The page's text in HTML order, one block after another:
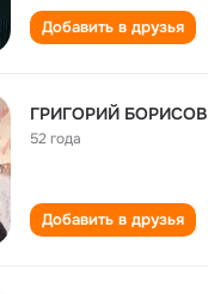
Добавить в друзья
ГРИГОРИЙ БОРИСОВ
52 года
Добавить в друзья